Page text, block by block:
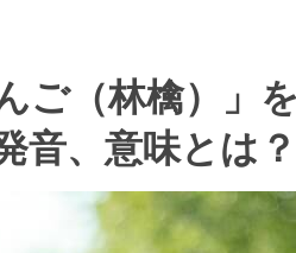
ご（林檎）」
音、意味とは？